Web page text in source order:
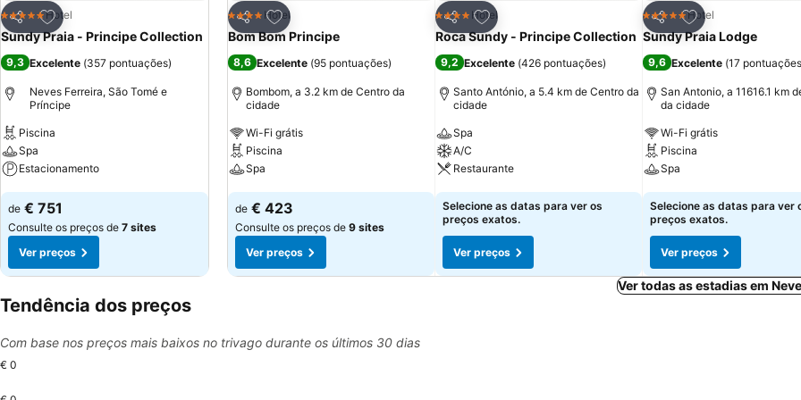
Partilhar
Adicionar aos favoritos
5 EstrelasHotel
Sundy Praia - Principe Collection
9,3 Excelente (357 pontuações)
Neves Ferreira, São Tomé e
Príncipe
Piscina
Spa
Estacionamento
Ver preços
de € 751
Consulte os preços de 7 sites
Ver preços
Partilhar
Adicionar aos favoritos
4 EstrelasHotel
Bom Bom Principe
8,6 Excelente (95 pontuações)
Bombom, a 3.2 km de Centro da
cidade
Wi-Fi grátis
Piscina
Spa
Ver preços
de € 423
Consulte os preços de 9 sites
Ver preços
Partilhar
Adicionar aos favoritos
4 EstrelasHotel
Roca Sundy - Principe Collection
9,2 Excelente (426 pontuações)
Santo António, a 5.4 km de Centro da
cidade
Spa
A/C
Restaurante
Ver preços
Selecione as datas para ver os
preços exatos.
Ver preços
Partilhar
Adicionar aos
5 EstrelasHotel
Sundy Praia Lodge
9,6 Excelente (17 pontuações
San Antonio, a 11616.1 km
da cidade
Wi-Fi grátis
Piscina
Spa
Ver preços
Selecione as datas para ver
preços exatos.
Ver preços
Ver todas as estadias em
Tendência dos preços
Com base nos preços mais baixos no trivago durante os últimos 30 dias
€ 0